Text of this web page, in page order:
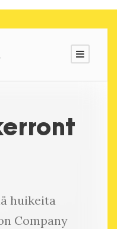
huikeita
Company